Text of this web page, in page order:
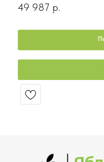
49 987 р.